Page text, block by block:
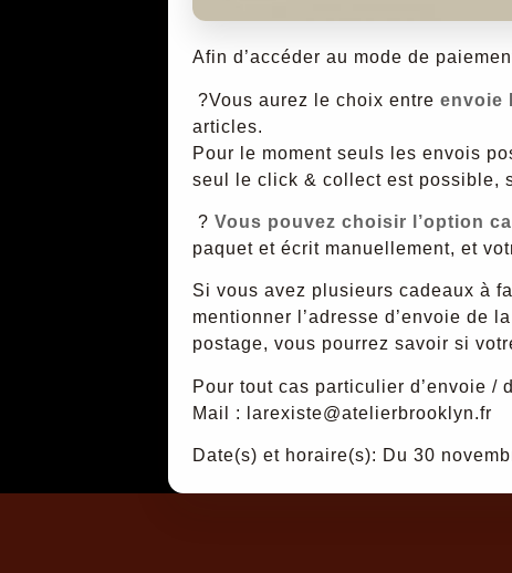
Afin d’accéder au mode de
?Vous aurez le choix entreenvoie
articles.
Pour le moment seuls les envois
seul le click & collect est possible,
?Vous pouvez choisir l’option
paquet et écrit manuellement, et
Si vous avez plusieurs cadeaux à
mentionner l’adresse d’envoie de
postage, vous pourrez savoir si
Pour tout cas particulier d’envoie /
Mail : larexiste@atelierbrooklyn.fr
Date(s) et horaire(s): Du 30